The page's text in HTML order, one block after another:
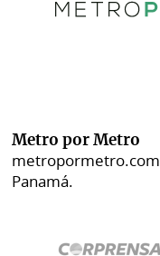
Metro por Metro
metropormetro.com
Panamá.